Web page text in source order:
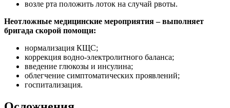
возле рта положить лоток на случай рвоты.
Неотложные медицинские мероприятия – выполняет
бригада скорой помощи:
нормализация КЩС;
коррекция водно-электролитного баланса;
введение глюкозы и инсулина;
облегчение симптоматических проявлений;
госпитализация.